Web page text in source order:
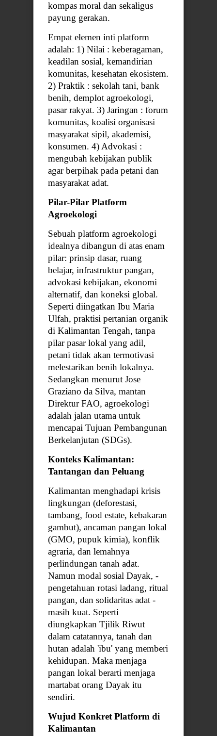
kompas moral dan sekaligus
payung gerakan.
Empat elemen inti platform
adalah: 1) Nilai : keberagaman,
keadilan sosial, kemandirian
komunitas, kesehatan ekosistem.
2) Praktik : sekolah tani, bank
benih, demplot agroekologi,
pasar rakyat. 3) Jaringan : forum
komunitas, koalisi organisasi
masyarakat sipil, akademisi,
konsumen. 4) Advokasi :
mengubah kebijakan publik
agar berpihak pada petani dan
masyarakat adat.
Pilar-Pilar Platform
Agroekologi
Sebuah platform agroekologi
idealnya dibangun di atas enam
pilar: prinsip dasar, ruang
belajar, infrastruktur pangan,
advokasi kebijakan, ekonomi
alternatif, dan koneksi global.
Seperti diingatkan Ibu Maria
Ulfah, praktisi pertanian organik
di Kalimantan Tengah, tanpa
pilar pasar lokal yang adil,
petani tidak akan termotivasi
melestarikan benih lokalnya.
Sedangkan menurut Jose
Graziano da Silva, mantan
Direktur FAO, agroekologi
adalah jalan utama untuk
mencapai Tujuan Pembangunan
Berkelanjutan (SDGs).
Konteks Kalimantan:
Tantangan dan Peluang
Kalimantan menghadapi krisis
lingkungan (deforestasi,
tambang, food estate, kebakaran
gambut), ancaman pangan lokal
(GMO, pupuk kimia), konflik
agraria, dan lemahnya
perlindungan tanah adat.
Namun modal sosial Dayak, -
pengetahuan rotasi ladang, ritual
pangan, dan solidaritas adat -
masih kuat. Seperti
diungkapkan Tjilik Riwut
dalam catatannya, tanah dan
hutan adalah 'ibu' yang memberi
kehidupan. Maka menjaga
pangan lokal berarti menjaga
martabat orang Dayak itu
sendiri.
Wujud Konkret Platform di
Kalimantan